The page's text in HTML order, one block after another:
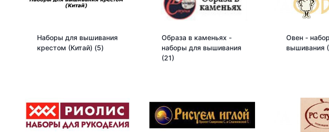
Наборы для вышивания
крестом (Китай) (5)
Образа в каменьях -
наборы для вышивания
(21)
Овен -
вышивания